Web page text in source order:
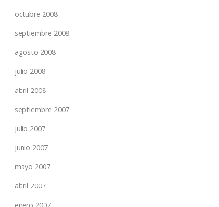
octubre 2008
septiembre 2008
agosto 2008
julio 2008
abril 2008
septiembre 2007
julio 2007
junio 2007
mayo 2007
abril 2007
enero 2007